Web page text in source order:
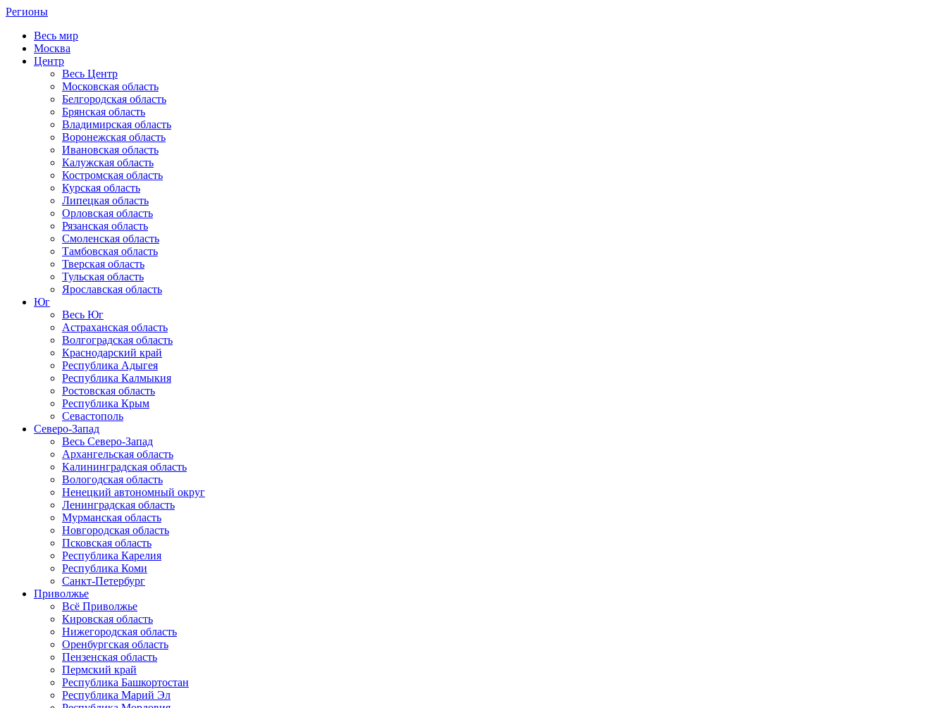
Регионы
Весь мир
Москва
Центр
Весь Центр
Московская область
Белгородская область
Брянская область
Владимирская область
Воронежская область
Ивановская область
Калужская область
Костромская область
Курская область
Липецкая область
Орловская область
Рязанская область
Смоленская область
Тамбовская область
Тверская область
Тульская область
Ярославская область
Юг
Весь Юг
Астраханская область
Волгоградская область
Краснодарский край
Республика Адыгея
Республика Калмыкия
Ростовская область
Республика Крым
Севастополь
Северо-Запад
Весь Северо-Запад
Архангельская область
Калининградская область
Вологодская область
Ненецкий автономный округ
Ленинградская область
Мурманская область
Новгородская область
Псковская область
Республика Карелия
Республика Коми
Санкт-Петербург
Приволжье
Всё Приволжье
Кировская область
Нижегородская область
Оренбургская область
Пензенская область
Пермский край
Республика Башкортостан
Республика Марий Эл